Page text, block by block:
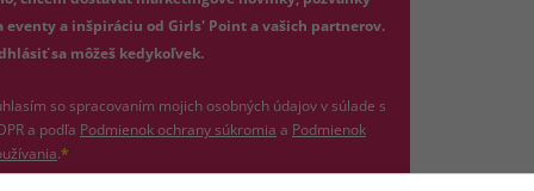
eventy a inšpiráciu od Girls' Point a vašich partnerov.
sa môžeš kedykoľvek.
so spracovaním mojich osobných údajov v súlade s
a podľa Podmienok ochrany súkromia (otvorí sa v novom okne)
a Podmienok
(otvorí sa v novom okne)
.*